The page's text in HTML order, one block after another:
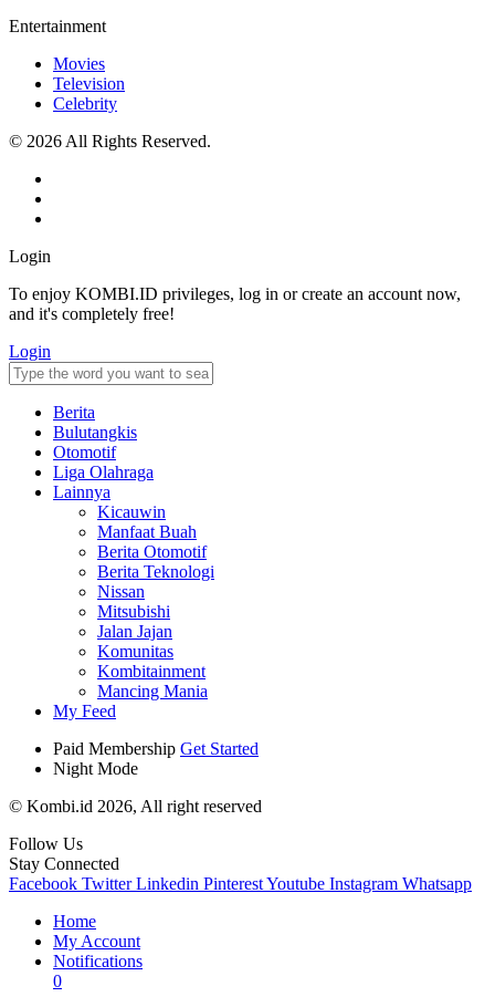
Entertainment
Movies
Television
Celebrity
© 2026 All Rights Reserved.
Login
To enjoy KOMBI.ID privileges, log in or create an account now,
and it's completely free!
Login
Berita
Bulutangkis
Otomotif
Liga Olahraga
Lainnya
Kicauwin
Manfaat Buah
Berita Otomotif
Berita Teknologi
Nissan
Mitsubishi
Jalan Jajan
Komunitas
Kombitainment
Mancing Mania
My Feed
Paid Membership Get Started
Night Mode
© Kombi.id 2026, All right reserved
Follow Us
Stay Connected
Facebook Twitter Linkedin PinterestYoutube Instagram Whatsapp
Home
My Account
Notifications
0